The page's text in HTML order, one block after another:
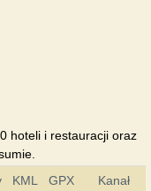
hoteli i restauracji oraz
KML GPX Kanał